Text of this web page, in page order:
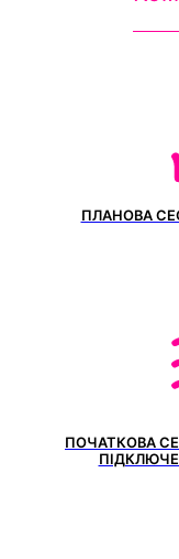
ПЛАНОВА
ПОЧАТКОВА